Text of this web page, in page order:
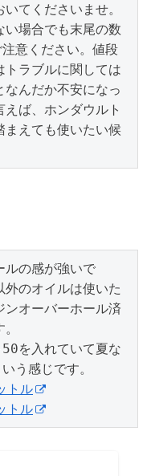
てくださいませ。
場合でも末尾の数
意ください。値段
トラブルに関しては
んだか不安になっ
ば、ホンダウルト
まえても使いたい候
ルの感が強いで
のオイルは使いた
ンオーバーホール済
を入れていて夏な
トル
トル